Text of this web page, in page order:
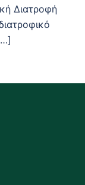
Διατροφή